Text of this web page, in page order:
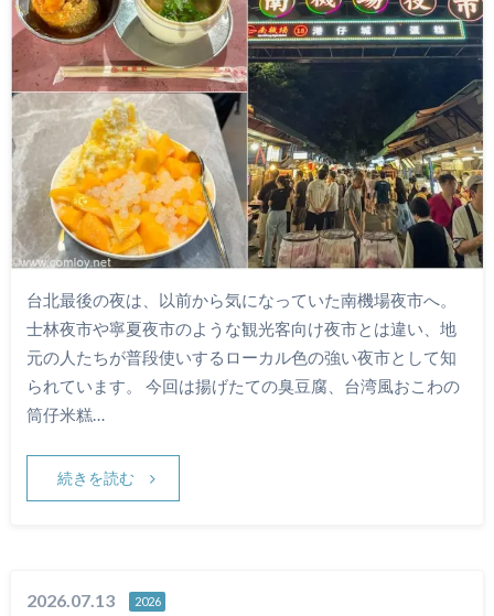
台北最後の夜は、以前から気になっていた南機場夜市へ。
士林夜市や寧夏夜市のような観光客向け夜市とは違い、地
元の人たちが普段使いするローカル色の強い夜市として知
られています。 今回は揚げたての臭豆腐、台湾風おこわの
筒仔米糕…
続きを読む
2026.07.13 2026